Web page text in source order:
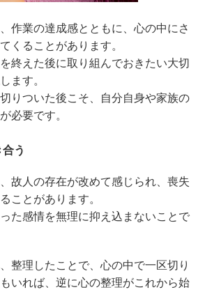
作業の達成感とともに、心の中にさ
くることがあります。
終えた後に取り組んでおきたい大切
ます。
りついた後こそ、自分自身や家族の
必要です。
う
故人の存在が改めて感じられ、喪失
ことがあります。
た感情を無理に抑え込まないことで
整理したことで、心の中で一区切り
いれば、逆に心の整理がこれから始